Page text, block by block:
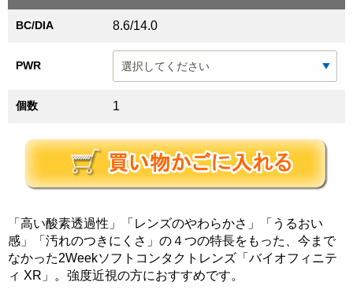
BC/DIA 8.6/14.0
PWR
個数 1
「高い酸素透過性」「レンズのやわらかさ」「うるおい
感」「汚れのつきにくさ」の４つの特長をもった、今まで
なかった2Weekソフトコンタクトレンズ「バイオフィニテ
ィ XR」。強度近視の方におすすめです。